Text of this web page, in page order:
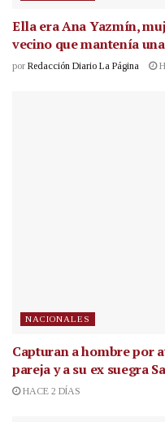
Ella era Ana Yazmín,
vecino que mantenía
por Redacción Diario La Página
NACIONALES
Capturan a hombre por
pareja y a su ex suegra
HACE 2 DÍAS